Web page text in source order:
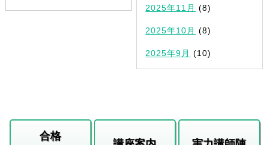
2025年11月 (8)
2025年10月 (8)
2025年9月 (10)
合格